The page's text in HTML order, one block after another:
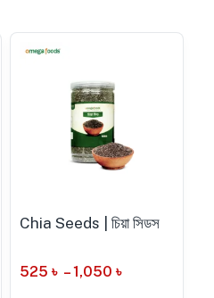
Chia Seeds | চিয়া সিডস
525 ৳ – 1,050 ৳